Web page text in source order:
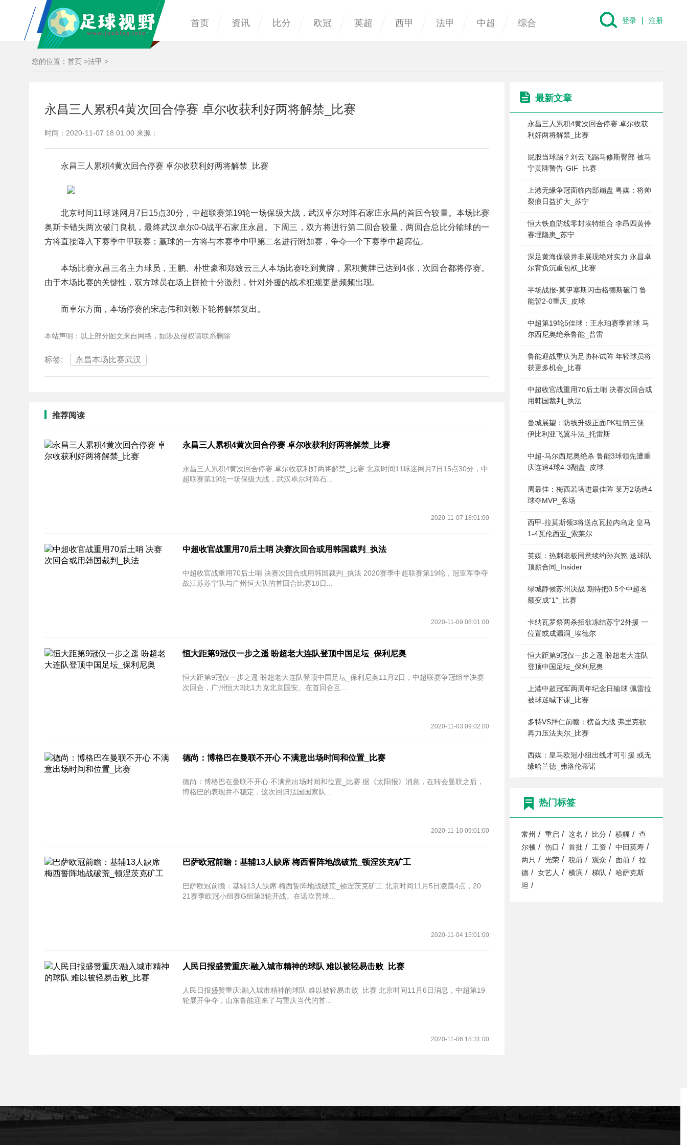
首页 资讯 比分 欧冠 英超 西甲 法甲 中超 综合 登录 注册
您的位置： 首页 >法甲 >
永昌三人累积4黄次回合停赛 卓尔收获利好两将解禁_比赛
时间：2020-11-07 18:01:00 来源：
永昌三人累积4黄次回合停赛 卓尔收获利好两将解禁_比赛
北京时间11球迷网月7日15点30分，中超联赛第19轮一场保级大战，武汉卓尔对阵石家庄永昌的首回合较量。本场比赛
奥斯卡错失两次破门良机，最终武汉卓尔0-0战平石家庄永昌。下周三，双方将进行第二回合较量，两回合总比分输球的一
方将直接降入下赛季中甲联赛；赢球的一方将与本赛季中甲第二名进行附加赛，争夺一个下赛季中超席位。
本场比赛永昌三名主力球员，王鹏、朴世豪和郑致云三人本场比赛吃到黄牌，累积黄牌已达到4张，次回合都将停赛。
由于本场比赛的关键性，双方球员在场上拼抢十分激烈，针对外援的战术犯规更是频频出现。
而卓尔方面，本场停赛的宋志伟和刘毅下轮将解禁复出。
本站声明：以上部分图文来自网络，如涉及侵权请联系删除
标签: 永昌本场比赛武汉
推荐阅读
永昌三人累积4黄次回合停赛 卓尔收获利好两将解禁_比赛
永昌三人累积4黄次回合停赛 卓尔收获利好两将解禁_比赛 北京时间11球迷网月7日15点30分，中
超联赛第19轮一场保级大战，武汉卓尔对阵石...
2020-11-07 18:01:00
中超收官战重用70后土哨 决赛次回合或用韩国裁判_执法
中超收官战重用70后土哨 决赛次回合或用韩国裁判_执法 2020赛季中超联赛第19轮，冠亚军争夺
战江苏苏宁队与广州恒大队的首回合比赛18日...
2020-11-09 08:01:00
恒大距第9冠仅一步之遥 盼超老大连队登顶中国足坛_保利尼奥
恒大距第9冠仅一步之遥 盼超老大连队登顶中国足坛_保利尼奥11月2日，中超联赛争冠组半决赛
次回合，广州恒大3比1力克北京国安。在首回合互...
2020-11-03 09:02:00
德尚：博格巴在曼联不开心 不满意出场时间和位置_比赛
德尚：博格巴在曼联不开心 不满意出场时间和位置_比赛 据《太阳报》消息，在转会曼联之后，
博格巴的表现并不稳定，这次回归法国国家队...
2020-11-10 09:01:00
巴萨欧冠前瞻：基辅13人缺席 梅西誓阵地战破荒_顿涅茨克矿工
巴萨欧冠前瞻：基辅13人缺席 梅西誓阵地战破荒_顿涅茨克矿工 北京时间11月5日凌晨4点，20
21赛季欧冠小组赛G组第3轮开战。在诺坎普球...
2020-11-04 15:01:00
人民日报盛赞重庆:融入城市精神的球队 难以被轻易击败_比赛
人民日报盛赞重庆:融入城市精神的球队 难以被轻易击败_比赛 北京时间11月6日消息，中超第19
轮展开争夺，山东鲁能迎来了与重庆当代的首...
2020-11-06 18:31:00
最新文章
永昌三人累积4黄次回合停赛 卓尔收获
利好两将解禁_比赛
屁股当球踢？刘云飞踢马修斯臀部 被马
宁黄牌警告-GIF_比赛
上港无缘争冠面临内部崩盘 粤媒：将帅
裂痕日益扩大_苏宁
恒大铁血防线零封埃特组合 李昂四黄停
赛埋隐患_苏宁
深足黄海保级并非展现绝对实力 永昌卓
尔背负沉重包袱_比赛
半场战报-莫伊塞斯闪击格德斯破门 鲁
能暂2-0重庆_皮球
中超第19轮5佳球：王永珀赛季首球 马
尔西尼奥绝杀鲁能_普雷
鲁能迎战重庆为足协杯试阵 年轻球员将
获更多机会_比赛
中超收官战重用70后土哨 决赛次回合或
用韩国裁判_执法
曼城展望：防线升级正面PK红箭三侠
伊比利亚飞翼斗法_托雷斯
中超-马尔西尼奥绝杀 鲁能3球领先遭重
庆连追4球4-3翻盘_皮球
周最佳：梅西若塔进最佳阵 莱万2场造4
球夺MVP_客场
西甲-拉莫斯领3将送点瓦拉内乌龙 皇马
1-4瓦伦西亚_索莱尔
英媒：热刺老板同意续约孙兴慜 送球队
顶薪合同_Insider
绿城静候苏州决战 期待把0.5个中超名
额变成“1”_比赛
卡纳瓦罗祭两杀招欲冻结苏宁2外援 一
位置或成漏洞_埃德尔
恒大距第9冠仅一步之遥 盼超老大连队
登顶中国足坛_保利尼奥
上港中超冠军两周年纪念日输球 佩雷拉
被球迷喊下课_比赛
多特VS拜仁前瞻：榜首大战 弗里克欲
再力压法夫尔_比赛
西媒：皇马欧冠小组出线才可引援 或无
缘哈兰德_弗洛伦蒂诺
热门标签
常州 / 重启 / 这名 / 比分 / 横幅 /
查
尔顿 / 伤口 / 首批 / 工资 / 中田英寿 /
两只 / 光荣 / 税前 / 观众 / 面前 /
拉
德 / 女艺人 / 横滨 / 梯队 /
哈萨克斯
坦 /